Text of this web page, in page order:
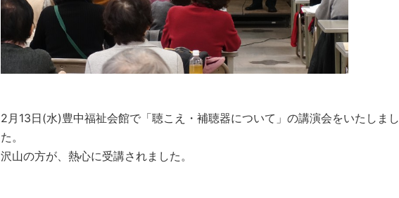
2月13日(水)豊中福祉会館で「聴こえ・補聴器について」の講演会をいたしまし
た。
沢山の方が、熱心に受講されました。